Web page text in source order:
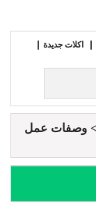
اكلات جديدة
وصفات عمل